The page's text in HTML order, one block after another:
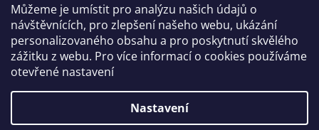
Můžeme je umístit pro analýzu našich údajů o
návštěvnících, pro zlepšení našeho webu, ukázání
personalizovaného obsahu a pro poskytnutí skvělého
zážitku z webu. Pro více informací o cookies používáme
otevřené nastavení
Nastavení
CYKLO OBLEČENÍ